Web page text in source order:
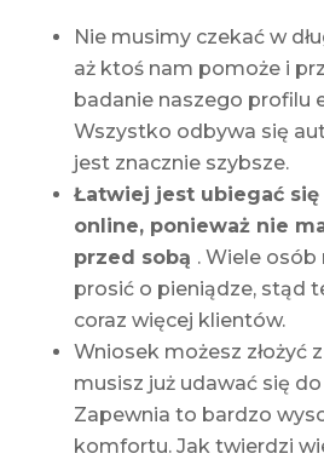
Nie musimy czekać w
aż ktoś nam pomoże i
badanie naszego profilu
Wszystko odbywa się
jest znacznie szybsze.
Łatwiej jest ubiegać się
online, ponieważ nie
przed sobą . Wiele osób
prosić o pieniądze, stąd
coraz więcej klientów.
Wniosek możesz złożyć
musisz już udawać się
Zapewnia to bardzo
komfortu. Jak twierdzi